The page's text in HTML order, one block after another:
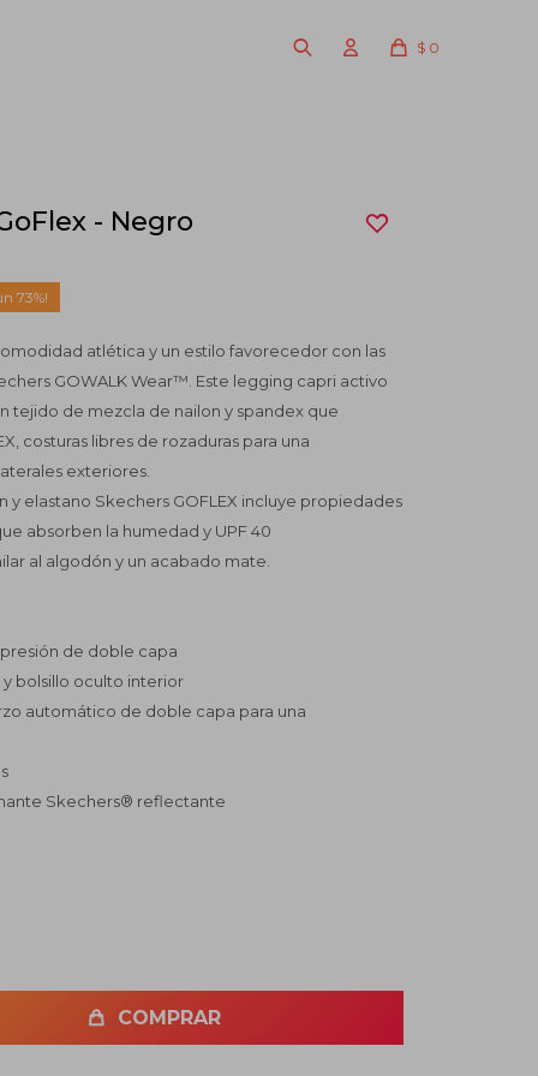
$ 0
- Negro
73
atlética y un estilo favorecedor con las
GOWALK Wear™. Este legging capri activo
tejido de mezcla de nailon y spandex que
costuras libres de rozaduras para una
exteriores.
y elastano Skechers GOFLEX incluye propiedades
absorben la humedad y UPF 40
al algodón y un acabado mate.
de doble capa
bolsillo oculto interior
automático de doble capa para una
Skechers® reflectante
COMPRAR